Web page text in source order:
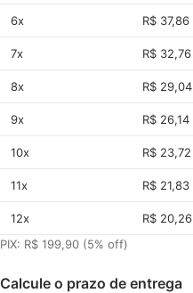
6x R$ 37,86
7x R$ 32,76
8x R$ 29,04
9x R$ 26,14
10x R$ 23,72
11x R$ 21,83
12x R$ 20,26
PIX: R$ 199,90 (5% off)
Calcule o prazo de entrega